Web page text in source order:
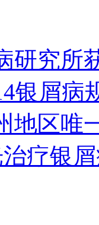
研究所
银屑病
地区唯
疗银